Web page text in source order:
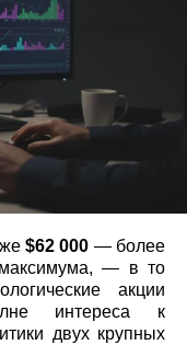
$62 000 — более
— в то
акции
интереса к
двух крупных